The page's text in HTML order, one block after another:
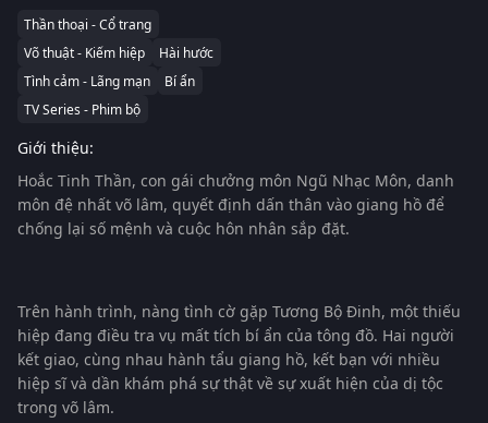
Thần thoại - Cổ trang
Võ thuật - Kiếm hiệp
Hài hước
Tình cảm - Lãng mạn
Bí ẩn
TV Series - Phim bộ
Giới thiệu:
Hoắc Tinh Thần, con gái chưởng môn Ngũ Nhạc Môn, danh
môn đệ nhất võ lâm, quyết định dấn thân vào giang hồ để
chống lại số mệnh và cuộc hôn nhân sắp đặt.
Trên hành trình, nàng tình cờ gặp Tương Bộ Đinh, một thiếu
hiệp đang điều tra vụ mất tích bí ẩn của tông đồ. Hai người
kết giao, cùng nhau hành tẩu giang hồ, kết bạn với nhiều
hiệp sĩ và dần khám phá sự thật về sự xuất hiện của dị tộc
trong võ lâm.